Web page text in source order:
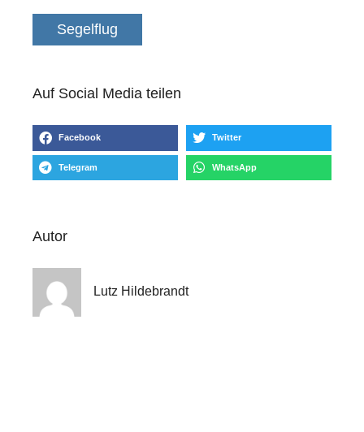
Segelflug
Auf Social Media teilen
Facebook Twitter
Telegram WhatsApp
Autor
Lutz Hildebrandt